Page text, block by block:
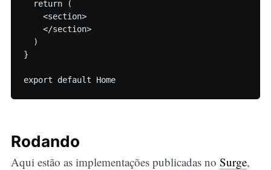
  return (
    <section>
    </section>
  )
}
export default Home
Rodando
Aqui estão as implementações publicadas no Surge,